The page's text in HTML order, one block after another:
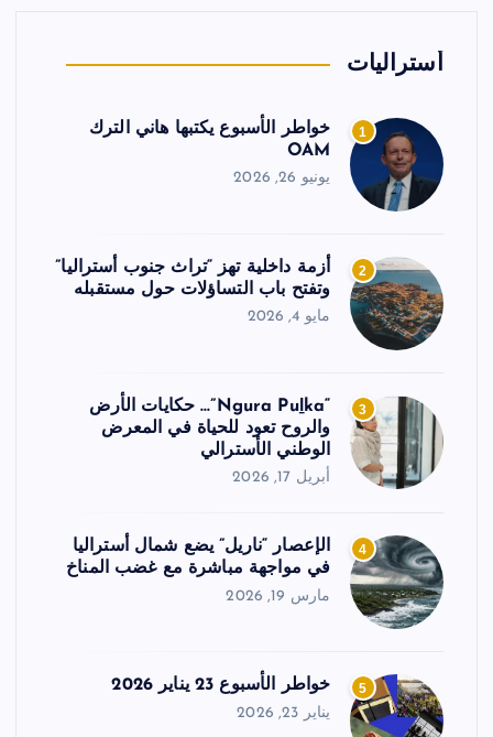
أستراليات
1
خواطر الأسبوع يكتبها هاني الترك
OAM
يونيو 26, 2026
2
أزمة داخلية تهز “تراث جنوب أستراليا”
وتفتح باب التساؤلات حول مستقبله
مايو 4, 2026
3
“Ngura Puḻka”… حكايات الأرض
والروح تعود للحياة في المعرض
الوطني الأسترالي
أبريل 17, 2026
4
الإعصار “ناريل” يضع شمال أستراليا
في مواجهة مباشرة مع غضب المناخ
مارس 19, 2026
5 خواطر الأسبوع 23 يناير 2026
يناير 23, 2026